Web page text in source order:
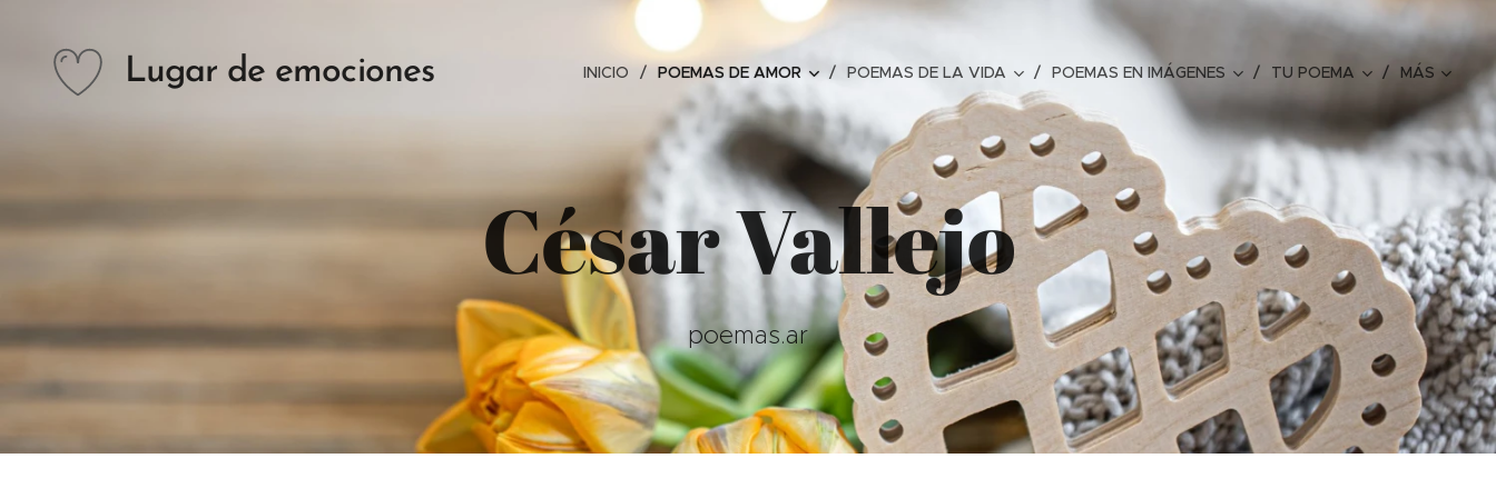
Lugar de emociones INICIO POEMAS DE AMOR POEMAS DE LA VIDA POEMAS EN IMÁGENES TU POEMA MÁS
César Vallejo
poemas.ar